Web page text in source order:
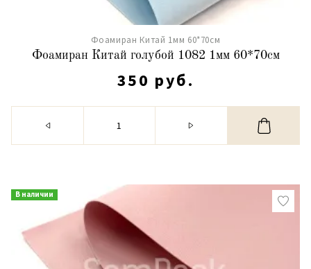
Фоамиран Китай 1мм 60*70см
Фоамиран Китай голубой 1082 1мм 60*70см
350 руб.
В наличии